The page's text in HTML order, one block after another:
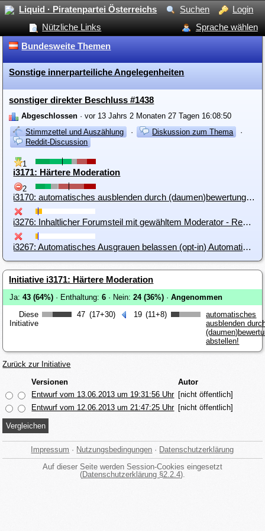
Liquid · Piratenpartei Österreichs Suchen
Login
Nützliche Links
Sprache wählen
Bundesweite Themen
Sonstige innerparteiliche Angelegenheiten
sonstiger direkter Beschluss #1438
Abgeschlossen · vor 13 Jahrs 2 Monaten 27 Tagen 16:08:50
Stimmzettel und Auszählung
· Diskussion zum Thema
·
Reddit-Discussion
1
i3171: Härtere Moderation
2
i3170: automatisches ausblenden durch (daumen)bewertung abstellen!
i3276: Inhaltlicher Forumsteil mit gewähltem Moderator - Rest als Trollabteilung ohne Ausblendung
i3267: Automatisches Ausgrauen belassen (opt-in) Automatisches Ausblenden deaktivieren (opt-out)
Initiative i3171: Härtere Moderation
Ja:43 (64%) · Enthaltung:6 · Nein:24 (36%) ·Angenommen
Diese
Initiative
47 (17+30) 19 (11+8)
automatisches
ausblenden
abstellen!
Zurück zur Initiative
Versionen
Autor
Entwurf vom 13.06.2013 um 19:31:56 Uhr [nicht öffentlich]
Entwurf vom 12.06.2013 um 21:47:25 Uhr [nicht öffentlich]
Impressum · Nutzungsbedingungen · Datenschutzerklärung
Auf dieser Seite werden Session-Cookies eingesetzt
(Datenschutzerklärung §2.2.4).